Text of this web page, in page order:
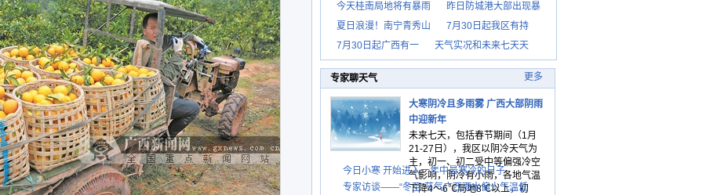
今天桂南局地将有暴雨
昨日防城港大部出现暴
夏日浪漫！南宁青秀山
7月30日起我区有持
7月30日起广西有一
天气实况和未来七天天
专家聊天气 更多
大寒阴冷且多雨雾 广西大部阴雨
中迎新年
未来七天，包括春节期间（1月
21-27日），我区以阴冷天气为
主，初一、初二受中等偏强冷空
气影响，阴冷有小雨，各地气温
下降4～6℃局地8℃以上，初
今日小寒 开始进入一年中最寒冷的日子
专家访谈——“冬至”节气广西雨水偏少气温低